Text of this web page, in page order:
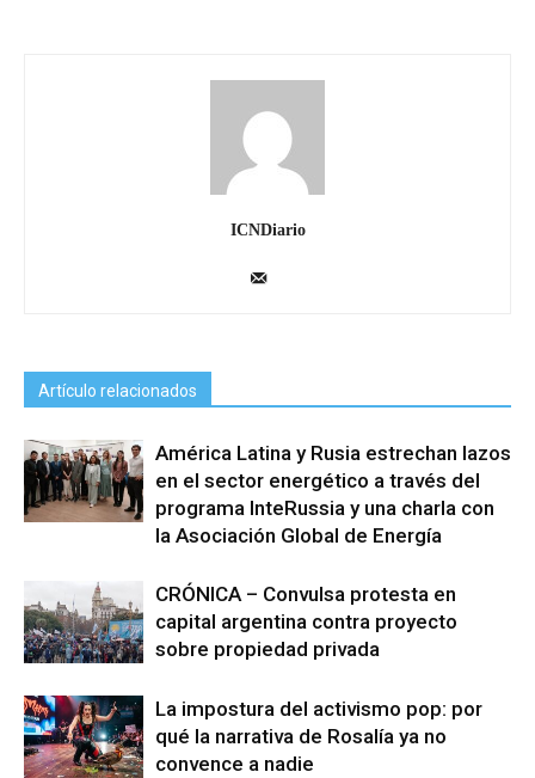
ICNDiario
Artículo relacionados
América Latina y Rusia estrechan lazos
en el sector energético a través del
programa InteRussia y una charla con
la Asociación Global de Energía
CRÓNICA – Convulsa protesta en
capital argentina contra proyecto
sobre propiedad privada
La impostura del activismo pop: por
qué la narrativa de Rosalía ya no
convence a nadie